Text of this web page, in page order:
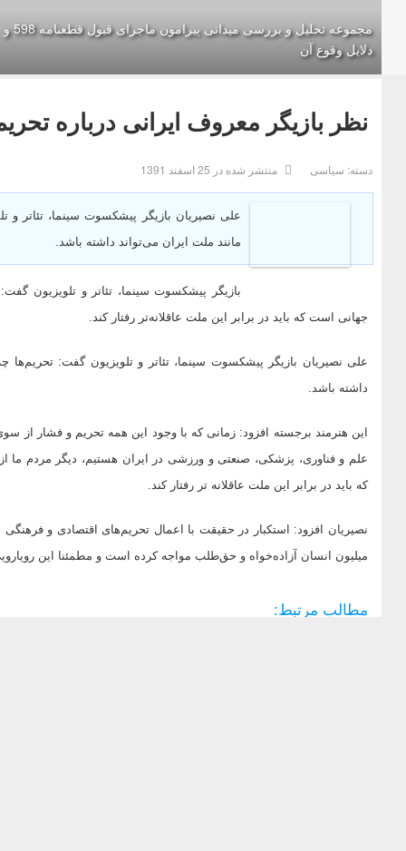
مجموعه تحلیل و بررسی میدانی پیرامون ماجرای قبول قطعنامه 598 و
دلایل وقوع آن
نظر بازیگر معروف ایرانی درباره
دسته: سیاسی منتشر شده در 25 اسفند 1391
علی نصیریان بازیگر پیشکسوت سینما، تئاتر
مانند ملت ایران می‌تواند داشته باشد.
بازیگر پیشکسوت سینما، تئاتر و تلویزیون
جهانی است که باید در برابر این ملت عاقلانه‌تر رفتار کند.
علی نصیریان بازیگر پیشکسوت سینما، تئاتر و تلویزیون گفت:
داشته باشد.
این هنرمند برجسته افزود: زمانی که با وجود این همه تحریم و فشار از
علم و فناوری، پزشکی، صنعتی و ورزشی در ایران هستیم، دیگر مردم ما
که باید در برابر این ملت عاقلانه تر رفتار کند.
میلیون انسان آزاده‌خواه و حق‌طلب مواجه کرده است و مطمئنا این
مطالب مرتبط: